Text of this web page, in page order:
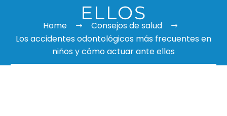
ELLOS
Home
Consejos de salud
Los accidentes odontológicos más frecuentes en
niños y cómo actuar ante ellos